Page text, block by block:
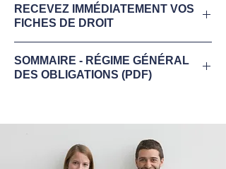
de Fiches de Régime Général des
Obligations.
✔COMPLÈTES:Tout le programme
résumé dans des fiches prêtes à l'emploi.
en droit, pas par une IA. Fais confiance à
des contenus vérifiés et à jour, élaborés
par des pros.
RECEVEZ IMMÉDIATEMENT VOS
FICHES DE DROIT
optimisées (1 à 3 pages/fiche) en Régime
Général des Obligations
✔ Enrichies de quiz, articles, exemples et
conseils + comprenant des éléments de
raisonnement juridique pour vous préparer
SOMMAIRE - RÉGIME GÉNÉRAL
DES OBLIGATIONS (PDF)
I. LES MODALITÉS DE L'OBLIGATION